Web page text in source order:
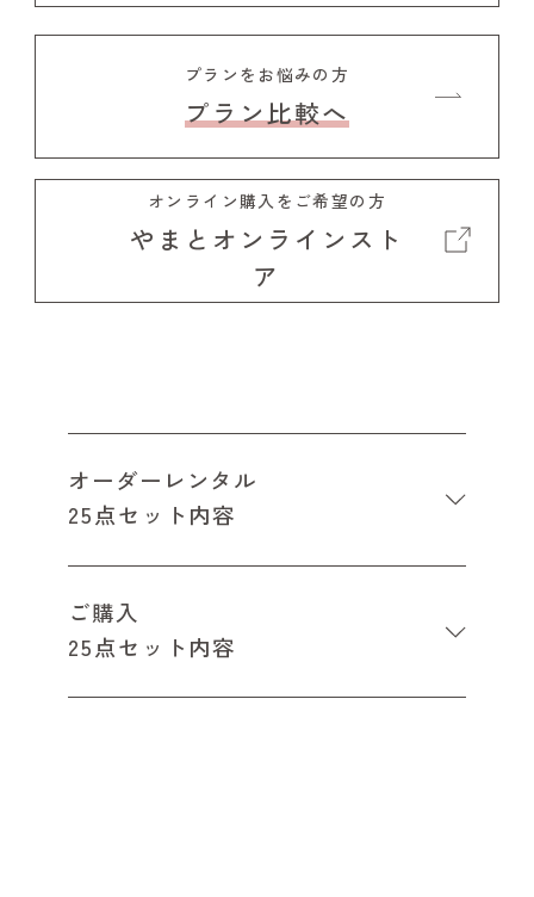
プランをお悩みの方
プラン比較へ
オンライン購入をご希望の方
やまとオンラインスト
ア
オーダーレンタル
25点セット内容
ご購入
25点セット内容